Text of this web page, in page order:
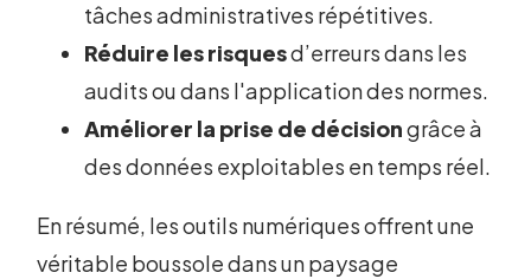
tâches administratives répétitives.
Réduire les risquesd’erreurs dans les
audits ou dans l'application des normes.
Améliorer la prise de décisiongrâce à
des données exploitables en temps réel.
En résumé, les outils numériques offrent une
véritable boussole dans un paysage